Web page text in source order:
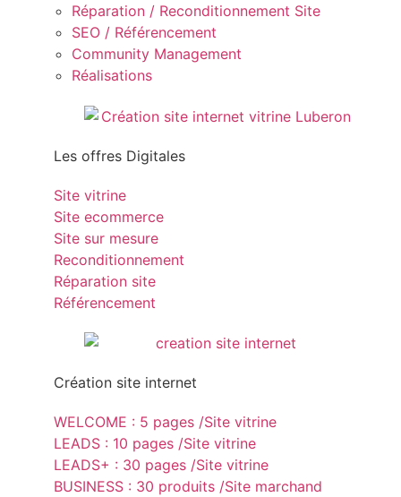
Réparation / Reconditionnement Site
SEO / Référencement
Community Management
Réalisations
Les offres Digitales
Site vitrine
Site ecommerce
Site sur mesure
Reconditionnement
Réparation site
Référencement
Création site internet
WELCOME : 5 pages /Site vitrine
LEADS : 10 pages /Site vitrine
LEADS+ : 30 pages /Site vitrine
BUSINESS : 30 produits /Site marchand